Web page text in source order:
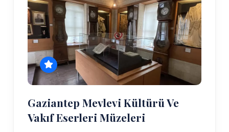
Gaziantep Mevlevi Kültürü Ve
Vakıf Eserleri Müzeleri